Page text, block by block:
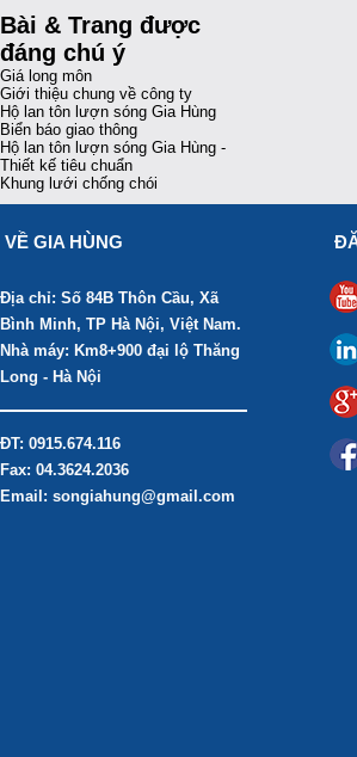
Bài & Trang được
đáng chú ý
Giá long môn
Giới thiệu chung về công ty
Hộ lan tôn lượn sóng Gia Hùng
Biển báo giao thông
Hộ lan tôn lượn sóng Gia Hùng -
Thiết kế tiêu chuẩn
Khung lưới chống chói
VỀ GIA HÙNG
Địa chỉ: Số 84B Thôn Cầu, Xã
Bình Minh, TP Hà Nội, Việt Nam.
Nhà máy: Km8+900 đại lộ Thăng
Long - Hà Nội
ĐT: 0915.674.116
Fax: 04.3624.2036
Email: songiahung@gmail.com